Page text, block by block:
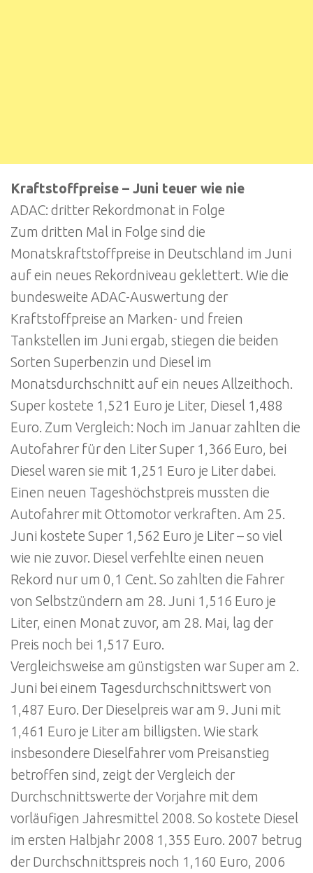
Kraftstoffpreise – Juni teuer wie nie
ADAC: dritter Rekordmonat in Folge
Zum dritten Mal in Folge sind die
Monatskraftstoffpreise in Deutschland im Juni
auf ein neues Rekordniveau geklettert. Wie die
bundesweite ADAC-Auswertung der
Kraftstoffpreise an Marken- und freien
Tankstellen im Juni ergab, stiegen die beiden
Sorten Superbenzin und Diesel im
Monatsdurchschnitt auf ein neues Allzeithoch.
Super kostete 1,521 Euro je Liter, Diesel 1,488
Euro. Zum Vergleich: Noch im Januar zahlten die
Autofahrer für den Liter Super 1,366 Euro, bei
Diesel waren sie mit 1,251 Euro je Liter dabei.
Einen neuen Tageshöchstpreis mussten die
Autofahrer mit Ottomotor verkraften. Am 25.
Juni kostete Super 1,562 Euro je Liter – so viel
wie nie zuvor. Diesel verfehlte einen neuen
Rekord nur um 0,1 Cent. So zahlten die Fahrer
von Selbstzündern am 28. Juni 1,516 Euro je
Liter, einen Monat zuvor, am 28. Mai, lag der
Preis noch bei 1,517 Euro.
Vergleichsweise am günstigsten war Super am 2.
Juni bei einem Tagesdurchschnittswert von
1,487 Euro. Der Dieselpreis war am 9. Juni mit
1,461 Euro je Liter am billigsten. Wie stark
insbesondere Dieselfahrer vom Preisanstieg
betroffen sind, zeigt der Vergleich der
Durchschnittswerte der Vorjahre mit dem
vorläufigen Jahresmittel 2008. So kostete Diesel
im ersten Halbjahr 2008 1,355 Euro. 2007 betrug
der Durchschnittspreis noch 1,160 Euro, 2006